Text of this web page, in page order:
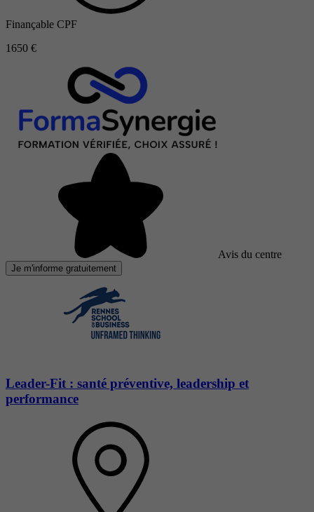
Finançable CPF
1650 €
Avis du centre
Je m'informe gratuitement
Leader-Fit : santé préventive, leadership et
performance